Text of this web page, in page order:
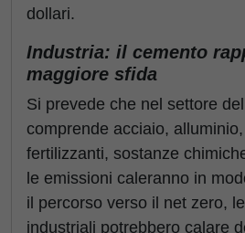
dollari.
Industria: il cemento
maggiore sfida
Si prevede che nel settore
comprende acciaio,
fertilizzanti, sostanze
le emissioni caleranno in
il percorso verso il net zero,
industriali potrebbero calare